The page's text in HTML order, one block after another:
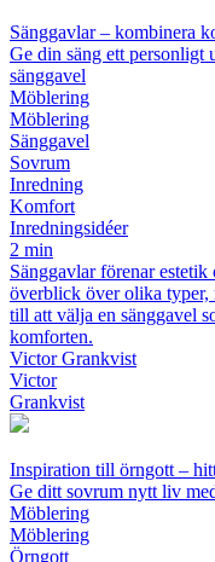
Sänggavlar – kombinera
Ge din säng ett personligt
sänggavel
Möblering
Möblering
Sänggavel
Sovrum
Inredning
Komfort
Inredningsidéer
2 min
Sänggavlar förenar
överblick över olika typer,
till att välja en sänggavel
komforten.
Victor Grankvist
Victor
Grankvist
Inspiration till örngott –
Ge ditt sovrum nytt liv
Möblering
Möblering
Örngott